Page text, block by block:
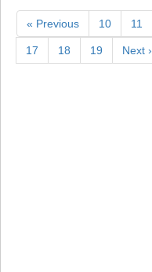
« Previous 10 11
17 18 19 Next ›